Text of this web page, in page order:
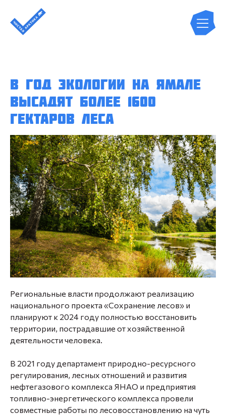
В Год экологии на Ямале
высадят более 1600
гектаров леса
Региональные власти продолжают реализацию
национального проекта «Сохранение лесов» и
планируют к 2024 году полностью восстановить
территории, пострадавшие от хозяйственной
деятельности человека.
В 2021 году департамент природно-ресурсного
регулирования, лесных отношений и развития
нефтегазового комплекса ЯНАО и предприятия
топливно-энергетического комплекса провели
совместные работы по лесовосстановлению на чуть